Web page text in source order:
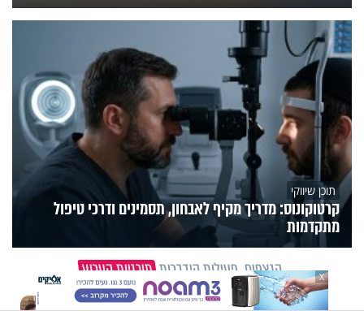
תוכן שיווקי
קרטוקונוס: מדריך מקיף לאבחון, תסמינים ודרכי טיפול
מתקדמות
הנצפים פעילות הידברות תוכניות הערוץ X